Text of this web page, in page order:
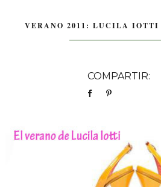
VERANO 2011: LUCILA IOTTI
COMPARTIR: